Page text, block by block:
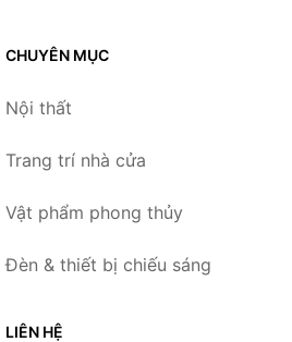
CHUYÊN MỤC
Nội thất
Trang trí nhà cửa
Vật phẩm phong thủy
Đèn & thiết bị chiếu sáng
LIÊN HỆ